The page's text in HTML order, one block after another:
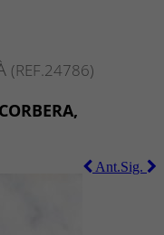
(REF.24786)
Sig.
Ant.